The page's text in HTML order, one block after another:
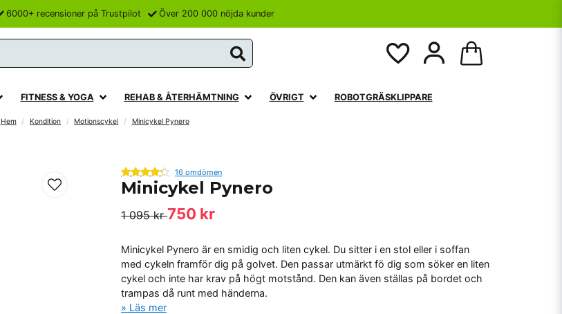
6000+ recensioner på Trustpilot Över 200 000 nöjda kunder
FITNESS & YOGA REHAB & ÅTERHÄMTNING ÖVRIGT ROBOTGRÄSKLIPPARE
Hem Kondition Motionscykel Minicykel Pynero
16 omdömen
Minicykel Pynero
1 095 kr750 kr
Minicykel Pynero är en smidig och liten cykel. Du sitter i en stol eller i soffan
med cykeln framför dig på golvet. Den passar utmärkt fö dig som söker en liten
cykel och inte har krav på högt motstånd. Den kan även ställas på bordet och
trampas då runt med händerna.
Läs mer